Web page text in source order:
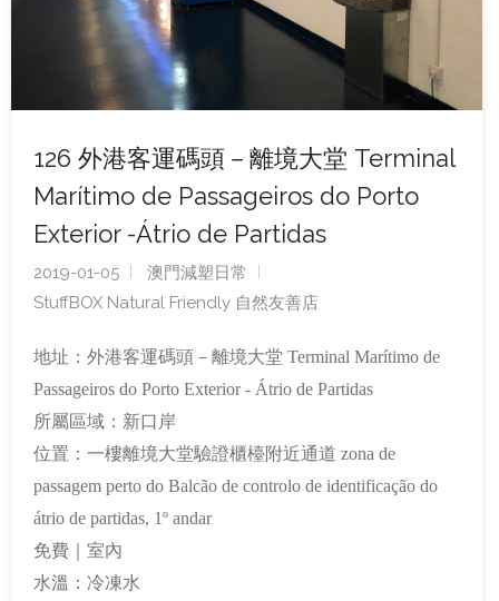
126 外港客運碼頭－離境大堂 Terminal
Marítimo de Passageiros do Porto
Exterior -Átrio de Partidas
2019-01-05
澳門減塑日常
StuffBOX Natural Friendly 自然友善店
地址：外港客運碼頭－離境大堂 Terminal Marítimo de
Passageiros do Porto Exterior - Átrio de Partidas
所屬區域：新口岸
位置：一樓離境大堂驗證櫃檯附近通道 zona de
passagem perto do Balcão de controlo de identificação do
átrio de partidas, 1º andar
免費｜室內
水溫：冷凍水